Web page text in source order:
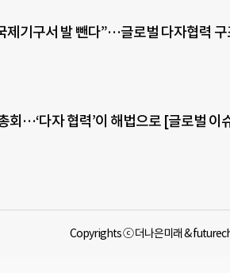
제기구서 발 뺀다”…글로벌 다자협력
회…‘다자 협력’이 해법으로 [글로벌 이
Copyrights ⓒ 더나은미래 &